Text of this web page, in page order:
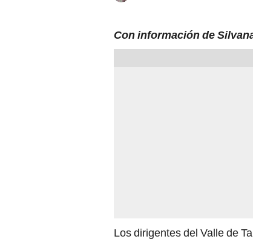
Con información de
Los dirigentes del Valle de